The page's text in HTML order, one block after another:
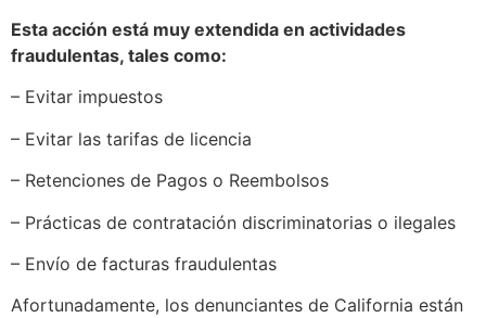
Esta acción está muy extendida en actividades
fraudulentas, tales como:
– Evitar impuestos
– Evitar las tarifas de licencia
– Retenciones de Pagos o Reembolsos
– Prácticas de contratación discriminatorias o ilegales
– Envío de facturas fraudulentas
Afortunadamente, los denunciantes de California están